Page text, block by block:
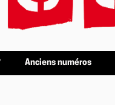
Anciens numéros